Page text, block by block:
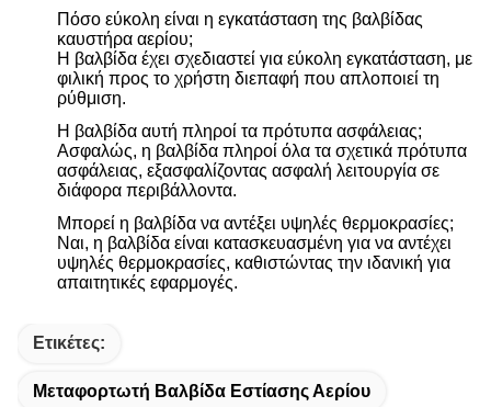
Πόσο εύκολη είναι η εγκατάσταση της βαλβίδας
καυστήρα αερίου;
Η βαλβίδα έχει σχεδιαστεί για εύκολη εγκατάσταση, με
φιλική προς το χρήστη διεπαφή που απλοποιεί τη
ρύθμιση.
Η βαλβίδα αυτή πληροί τα πρότυπα ασφάλειας;
Ασφαλώς, η βαλβίδα πληροί όλα τα σχετικά πρότυπα
ασφάλειας, εξασφαλίζοντας ασφαλή λειτουργία σε
διάφορα περιβάλλοντα.
Μπορεί η βαλβίδα να αντέξει υψηλές θερμοκρασίες;
Ναι, η βαλβίδα είναι κατασκευασμένη για να αντέχει
υψηλές θερμοκρασίες, καθιστώντας την ιδανική για
απαιτητικές εφαρμογές.
Ετικέτες:
Μεταφορτωτή Βαλβίδα Εστίασης Αερίου